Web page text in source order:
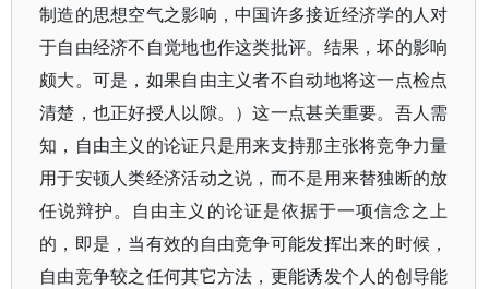
制造的思想空气之影响，中国许多接近经济学的人对
于自由经济不自觉地也作这类批评。结果，坏的影响
颇大。可是，如果自由主义者不自动地将这一点检点
清楚，也正好授人以隙。）这一点甚关重要。吾人需
知，自由主义的论证只是用来支持那主张将竞争力量
用于安顿人类经济活动之说，而不是用来替独断的放
任说辩护。自由主义的论证是依据于一项信念之上
的，即是，当有效的自由竞争可能发挥出来的时候，
自由竞争较之任何其它方法，更能诱发个人的创导能